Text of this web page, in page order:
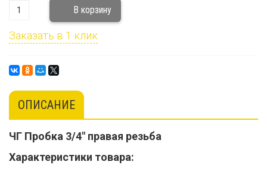
Заказать в 1 клик
ОПИСАНИЕ
ЧГ Пробка 3/4" правая резьба
Характеристики товара: